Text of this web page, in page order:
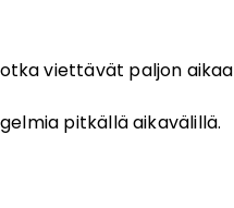
viettävät paljon aikaa
pitkällä aikavälillä.